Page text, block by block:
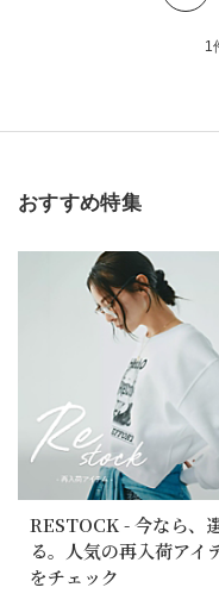
1
おすすめ特集
RESTOCK - 今なら、
る。人気の再入荷アイ
をチェック